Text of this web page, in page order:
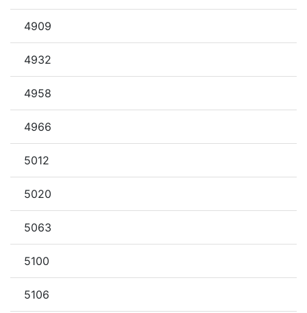
4909
4932
4958
4966
5012
5020
5063
5100
5106